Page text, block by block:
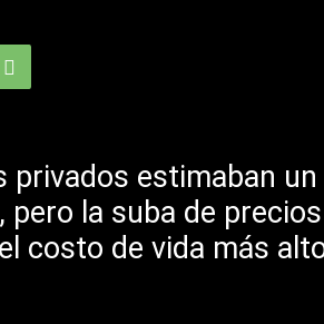
privados estimaban
pero la suba de
costo de vida más